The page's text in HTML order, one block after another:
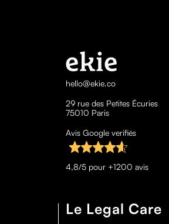
hello@ekie.co
29 rue des Petites Écuries
75010 Paris
Avis Google verifiés
4,8/5 pour +1200 avis
Le Legal Care